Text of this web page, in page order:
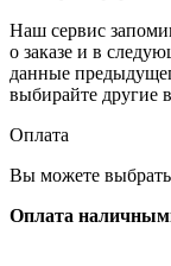
Наш сервис
о заказе и в
данные
выбирайте другие
Оплата
Вы можете
Оплата